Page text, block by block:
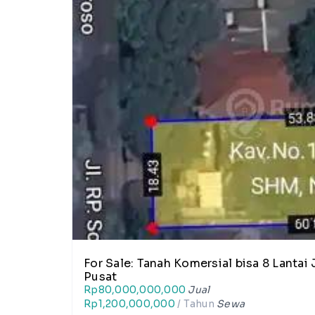
For Sale: Tanah Komersial bisa 8 Lantai Jl. Soeroso, Cikini, Menteng, Jakarta
Pusat
Rp80,000,000,000 Jual
Rp1,200,000,000 / Tahun Sewa